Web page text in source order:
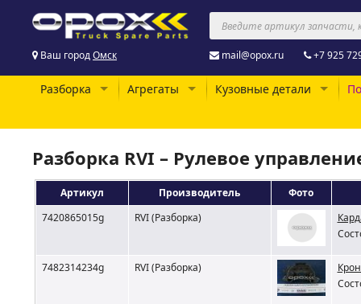
Ваш городОмск mail@opox.ru +7 925
Разборка Агрегаты Кузовные детали
Разборка RVI – Рулевое
Артикул Производитель
Фото
7420865015g
RVI (Разборка)
7482314234g RVI (Разборка)